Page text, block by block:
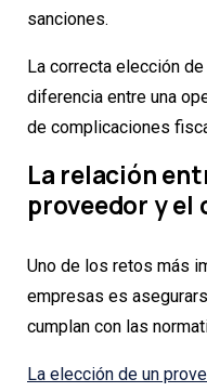
sanciones.
La correcta elección
diferencia entre una
de complicaciones
La relación
proveedor y
Uno de los retos más
empresas es
cumplan con las
La elección de un